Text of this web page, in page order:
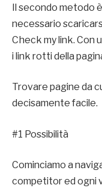
Il secondo metodo
necessario
Check my link. Con
i link rotti della
Trovare pagine da
decisamente facile.
#1 Possibilità
Cominciamo a
competitor ed ogni